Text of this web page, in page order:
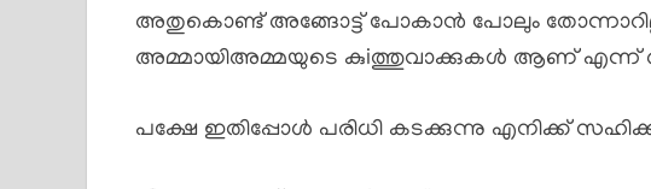
അതുകൊണ്ട് അങ്ങോട്ട് പോകാൻ പോലും
അമ്മായിഅമ്മയുടെ കുiത്തുവാക്കുകൾ ആണ് എന്ന്
പക്ഷേ ഇതിപ്പോൾ പരിധി കടക്കുന്നു എനിക്ക്